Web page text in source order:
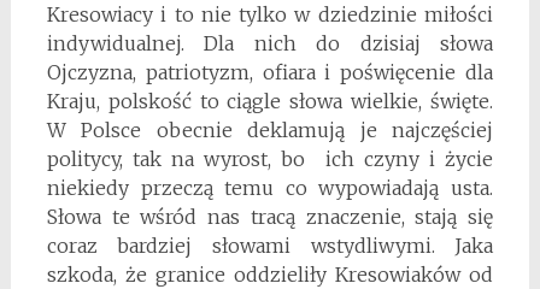
Kresowiacy i to nie tylko w dziedzinie miłości
indywidualnej. Dla nich do dzisiaj słowa
Ojczyzna, patriotyzm, ofiara i poświęcenie dla
Kraju, polskość to ciągle słowa wielkie, święte.
W Polsce obecnie deklamują je najczęściej
politycy, tak na wyrost, bo ich czyny i życie
niekiedy przeczą temu co wypowiadają usta.
Słowa te wśród nas tracą znaczenie, stają się
coraz bardziej słowami wstydliwymi. Jaka
szkoda, że granice oddzieliły Kresowiaków od